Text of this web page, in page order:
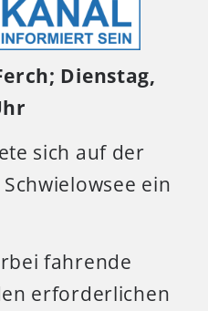
Dienstag,
sich auf der
ein
fahrende
erforderlichen